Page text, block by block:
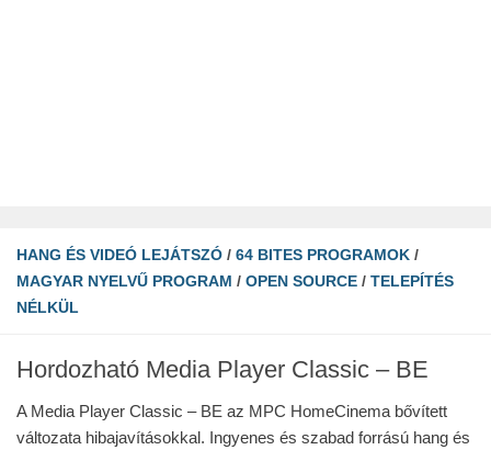
HANG ÉS VIDEÓ LEJÁTSZÓ / 64 BITES PROGRAMOK /
MAGYAR NYELVŰ PROGRAM / OPEN SOURCE / TELEPÍTÉS
NÉLKÜL
Hordozható Media Player Classic – BE
A Media Player Classic – BE az MPC HomeCinema bővített
változata hibajavításokkal. Ingyenes és szabad forrású hang és